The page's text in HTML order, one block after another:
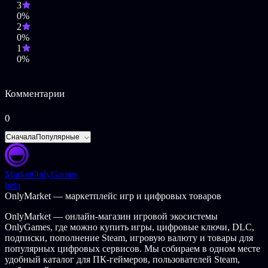
Награды:
MetaCritic: самая высоко оцененная портативная игра
года*
Выбор редактора IGN
IGN Лучшие визуальные эффекты*
Лучшая графика по версии Nintendo Power*
*(награды для различных платформ)
© 2010-2014 WayForward Technologies. Shantae and the Shantae
logo ™ Matt Bozon.
3
0%
2
0%
1
0%
Комментарии
0
СначалаПопулярные
MarketOnlyGames
beta
OnlyMarket — маркетплейс игр и цифровых товаров
OnlyMarket — онлайн-магазин игровой экосистемы
OnlyGames, где можно купить игры, цифровые ключи, DLC,
подписки, пополнение Steam, игровую валюту и товары для
популярных цифровых сервисов. Мы собираем в одном месте
удобный каталог для ПК-геймеров, пользователей Steam,